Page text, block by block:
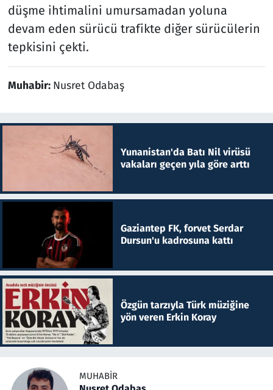
düşme ihtimalini umursamadan yoluna
devam eden sürücü trafikte diğer sürücülerin
tepkisini çekti.
Muhabir: Nusret Odabaş
Yunanistan'da Batı Nil virüsü
vakaları geçen yıla göre arttı
Gaziantep FK, forvet Serdar
Dursun'u kadrosuna kattı
Özgün tarzıyla Türk müziğine
yön veren Erkin Koray
MUHABIR